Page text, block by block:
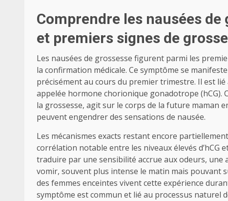
Comprendre les nausées
et premiers signes de
Les nausées de grossesse figurent parmi les
la confirmation médicale. Ce symptôme se
précisément au cours du premier trimestre. Il est
appelée hormone chorionique gonadotrope (hCG).
la grossesse, agit sur le corps de la future maman
peuvent engendrer des sensations de nausée.
Les mécanismes exacts restant encore
corrélation notable entre les niveaux élevés d’hCG
traduire par une sensibilité accrue aux odeurs, une
vomir, souvent plus intense le matin mais pouvant
des femmes enceintes vivent cette expérience
symptôme est commun et lié au processus naturel